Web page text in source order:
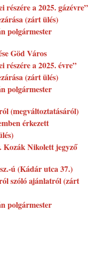
részére a 2025. gázévre”
(zárt ülés)
polgármester
Göd Város
részére a 2025. évre”
(zárt ülés)
polgármester
(megváltoztatásáról)
érkezett
Nikolett jegyző
ú (Kádár utca 37.)
szóló ajánlatról (zárt
polgármester